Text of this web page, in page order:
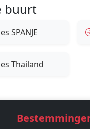
buurt
SPANJE
Thailand